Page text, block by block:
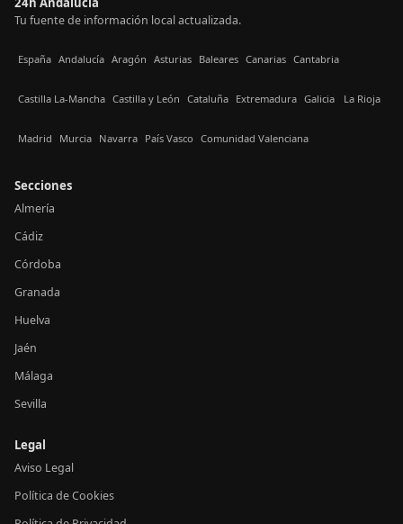
Tu fuente de información local actualizada.
España Andalucía Aragón Asturias Baleares Canarias Cantabria
Castilla La-Mancha Castilla y León Cataluña Extremadura Galicia La Rioja
Madrid Murcia Navarra País Vasco Comunidad Valenciana
Secciones
Almería
Cádiz
Córdoba
Granada
Huelva
Jaén
Málaga
Sevilla
Legal
Aviso Legal
Política de Cookies